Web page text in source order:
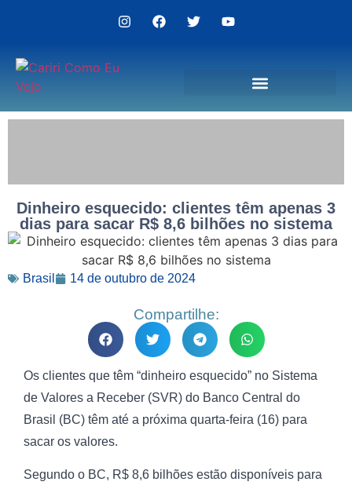
Dinheiro esquecido: clientes têm apenas 3
dias para sacar R$ 8,6 bilhões no sistema
Brasil 14 de outubro de 2024
Compartilhe:
Os clientes que têm “dinheiro esquecido” no Sistema
de Valores a Receber (SVR) do Banco Central do
Brasil (BC) têm até a próxima quarta-feira (16) para
sacar os valores.
Segundo o BC, R$ 8,6 bilhões estão disponíveis para